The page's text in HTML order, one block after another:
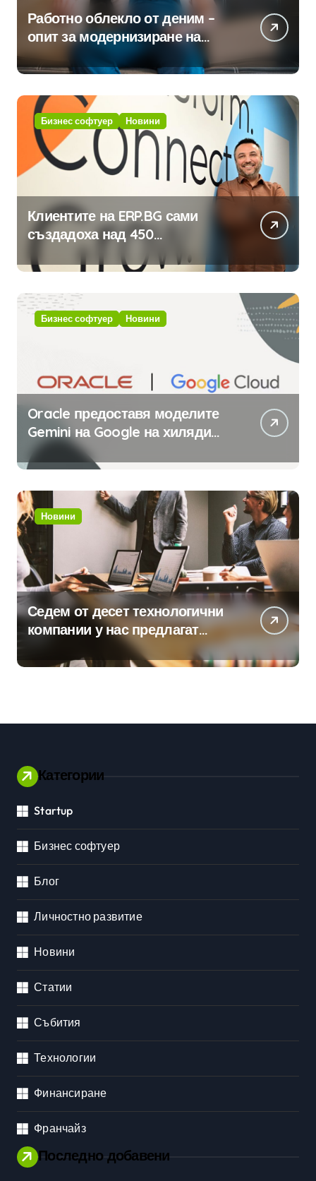
Работно облекло от деним –
опит за модернизиране на
традицията
Бизнес софтуер Новини
Клиентите на ERP.BG сами
създадоха над 450
приложения за ERP системата
с помощта на вградения в нея
изкуствен интелект
Бизнес софтуер Новини
Oracle предоставя моделите
Gemini на Google на хиляди
клиенти на бизнес
приложения
Новини
Седем от десет технологични
компании у нас предлагат
хибридна работа
Категории
Startup
Бизнес софтуер
Блог
Личностно развитие
Новини
Статии
Събития
Технологии
Финансиране
Франчайз
Последно добавени